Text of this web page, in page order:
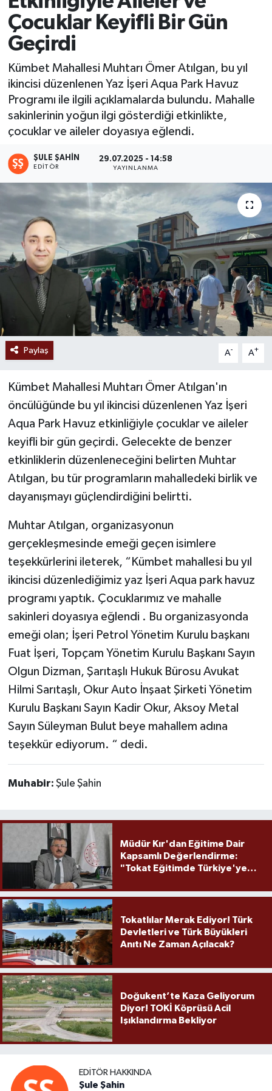
Çocuklar Keyifli Bir Gün
Geçirdi
Kümbet Mahallesi Muhtarı Ömer Atılgan, bu yıl
ikincisi düzenlenen Yaz İşeri Aqua Park Havuz
Programı ile ilgili açıklamalarda bulundu. Mahalle
sakinlerinin yoğun ilgi gösterdiği etkinlikte,
çocuklar ve aileler doyasıya eğlendi.
ŞULE ŞAHIN
EDITÖR
29.07.2025 - 14:58
YAYINLANMA
Paylaş A- A+
Kümbet Mahallesi Muhtarı Ömer Atılgan'ın
öncülüğünde bu yıl ikincisi düzenlenen Yaz İşeri
Aqua Park Havuz etkinliğiyle çocuklar ve aileler
keyifli bir gün geçirdi. Gelecekte de benzer
etkinliklerin düzenleneceğini belirten Muhtar
Atılgan, bu tür programların mahalledeki birlik ve
dayanışmayı güçlendirdiğini belirtti.
Muhtar Atılgan, organizasyonun
gerçekleşmesinde emeği geçen isimlere
teşekkürlerini ileterek, “Kümbet mahallesi bu yıl
ikincisi düzenlediğimiz yaz İşeri Aqua park havuz
programı yaptık. Çocuklarımız ve mahalle
sakinleri doyasıya eğlendi . Bu organizasyonda
emeği olan; İşeri Petrol Yönetim Kurulu başkanı
Fuat İşeri, Topçam Yönetim Kurulu Başkanı Sayın
Olgun Dizman, Şarıtaşlı Hukuk Bürosu Avukat
Hilmi Sarıtaşlı, Okur Auto İnşaat Şirketi Yönetim
Kurulu Başkanı Sayın Kadir Okur, Aksoy Metal
Sayın Süleyman Bulut beye mahallem adına
teşekkür ediyorum. “ dedi.
Muhabir: Şule Şahin
Müdür Kır'dan Eğitime Dair
Kapsamlı Değerlendirme:
"Tokat Eğitimde Türkiye'ye
Tokatlılar Merak Ediyor! Türk
Devletleri ve Türk Büyükleri
Anıtı Ne Zaman Açılacak?
Doğukent’te Kaza Geliyorum
Diyor! TOKİ Köprüsü Acil
Işıklandırma Bekliyor
EDITÖR HAKKINDA
Şule Şahin
Ekonomi
Sağlık
Tokat Haber